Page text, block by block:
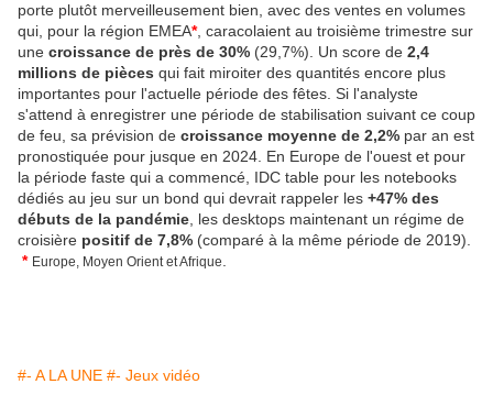
porte plutôt merveilleusement bien, avec des ventes en volumes
qui, pour la région EMEA*, caracolaient au troisième trimestre sur
une croissance de près de 30% (29,7%). Un score de 2,4
millions de pièces qui fait miroiter des quantités encore plus
importantes pour l'actuelle période des fêtes. Si l'analyste
s'attend à enregistrer une période de stabilisation suivant ce coup
de feu, sa prévision de croissance moyenne de 2,2% par an est
pronostiquée pour jusque en 2024. En Europe de l'ouest et pour
la période faste qui a commencé, IDC table pour les notebooks
dédiés au jeu sur un bond qui devrait rappeler les +47% des
débuts de la pandémie , les desktops maintenant un régime de
croisière positif de 7,8% (comparé à la même période de 2019).
* Europe, Moyen Orient et Afrique
#- A LA UNE #- Jeux vidéo